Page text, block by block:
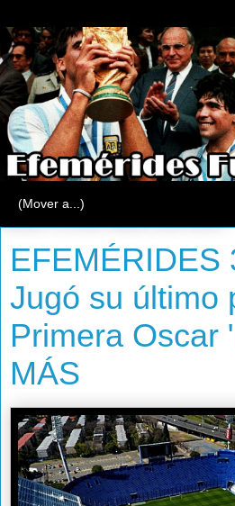
lunes, 31 de marzo de 2014
EFEMÉRIDES
Jugó su último
Primera Oscar
MÁS